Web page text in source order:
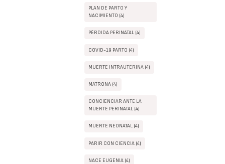
PLAN DE PARTO Y
NACIMIENTO (4)
PÉRDIDA PERINATAL (4)
COVID-19 PARTO (4)
MUERTE INTRAUTERINA (4)
MATRONA (4)
CONCIENCIAR ANTE LA
MUERTE PERINATAL (4)
MUERTE NEONATAL (4)
PARIR CON CIENCIA (4)
NACE EUGENIA (4)